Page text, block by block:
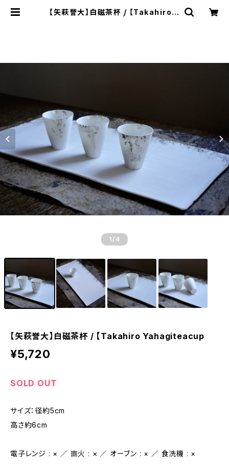
【矢萩誉大】白磁茶杯 / 【Takahiro Y
1 /4
【矢萩誉大】白磁茶杯 / 【Takahiro Yahagiteacup
¥5,720
SOLD OUT
サイズ：径約5cm
高さ約6cm
電子レンジ : × ／ 直火 : × ／ オーブン : × ／ 食洗機 : ×